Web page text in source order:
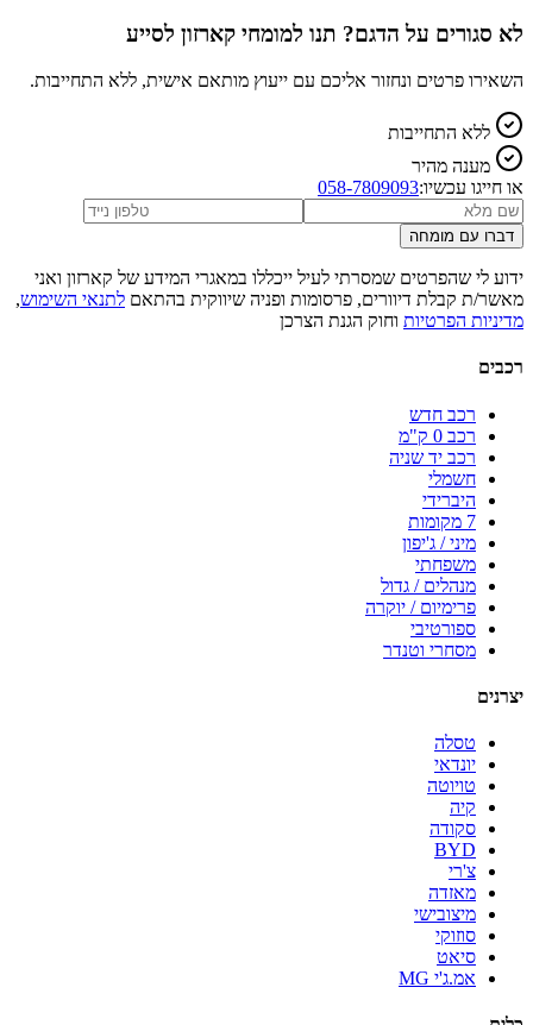
לא סגורים על הדגם? תנו למומחי קארזון לסייע
השאירו פרטים ונחזור אליכם עם ייעוץ מותאם אישית, ללא התחייבות.
ללא התחייבות
מענה מהיר
או חייגו עכשיו:058-7809093
דברו עם מומחה
ידוע לי שהפרטים שמסרתי לעיל ייכללו במאגרי המידע של קארזון ואני
מאשר/ת קבלת דיוורים, פרסומות ופניה שיווקית בהתאם לתנאי השימוש,
מדיניות הפרטיות וחוק הגנת הצרכן
רכבים
רכב חדש
רכב 0 ק"מ
רכב יד שניה
חשמלי
היברידי
7 מקומות
מיני / ג'יפון
משפחתי
מנהלים / גדול
פרימיום / יוקרה
ספורטיבי
מסחרי וטנדר
יצרנים
טסלה
יונדאי
טויוטה
קיה
סקודה
BYD
צ'רי
מאזדה
מיצובישי
סוזוקי
סיאט
אמ.ג'י MG